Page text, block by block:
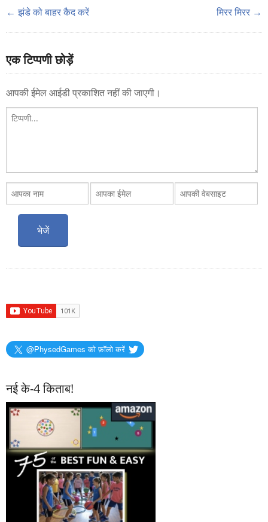
← झंडे को बाहर कैद करें मिरर मिरर →
एक टिप्पणी छोड़ें
आपकी ईमेल आईडी प्रकाशित नहीं की जाएगी।
@PhysedGames को फ़ॉलो करें
नई के-4 किताब!